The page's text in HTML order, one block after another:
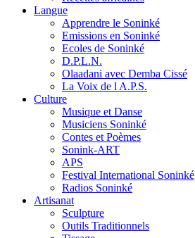
Langue
Apprendre le Soninké
Emissions en Soninké
Ecoles de Soninké
D.P.L.N.
Olaadani avec Demba Cissé
La Voix de l A.P.S.
Culture
Musique et Danse
Musiciens Soninké
Contes et Poèmes
Sonink-ART
APS
Festival International Soninké
Radios Soninké
Artisanat
Sculpture
Outils Traditionnels